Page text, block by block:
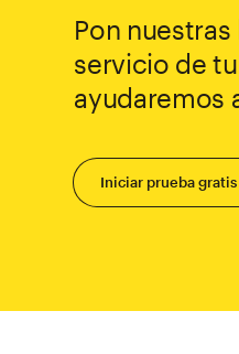
Pon
servicio de
ayudaremos
Iniciar prueba gratis